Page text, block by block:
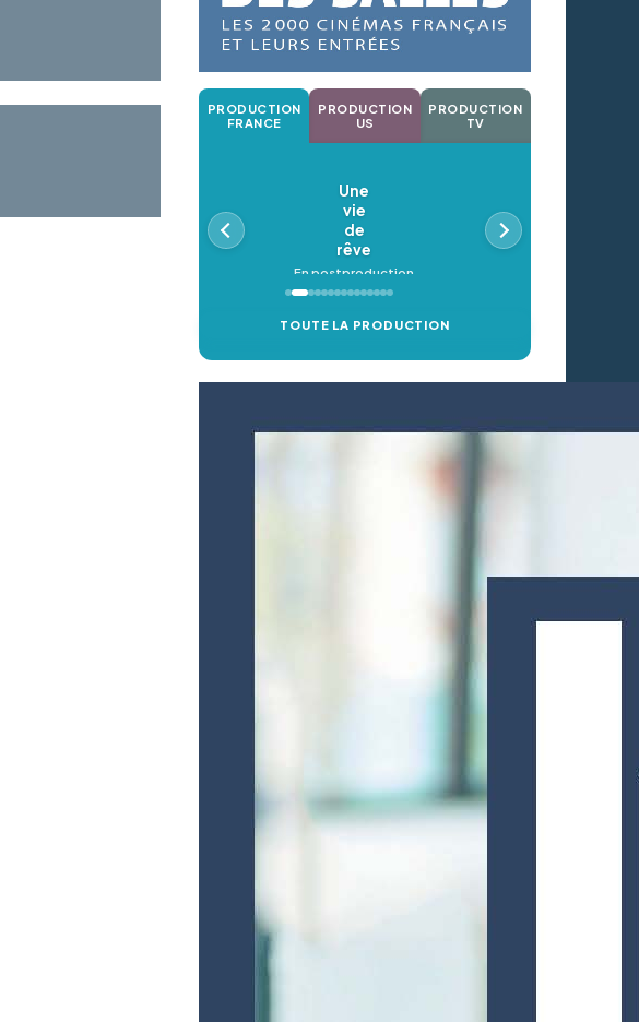
PRODUCTION
FRANCE
PRODUCTION
US
PRODUCTION
TV
Une
vie
de
rêve
En postproduction
TOUTE LA PRODUCTION